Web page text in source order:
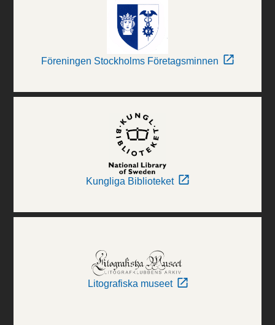
Föreningen Stockholms Företagsminnen
Kungliga Biblioteket
Litografiska museet